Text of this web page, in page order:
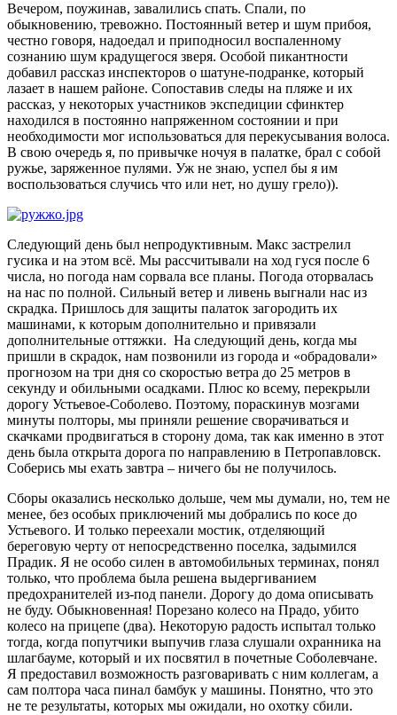
Вечером, поужинав, завалились спать. Спали, по
обыкновению, тревожно. Постоянный ветер и шум прибоя,
честно говоря, надоедал и приподносил воспаленному
сознанию шум крадущегося зверя. Особой пикантности
добавил рассказ инспекторов о шатуне-подранке, который
лазает в нашем районе. Сопоставив следы на пляже и их
рассказ, у некоторых участников экспедиции сфинктер
находился в постоянно напряженном состоянии и при
необходимости мог использоваться для перекусывания волоса.
В свою очередь я, по привычке ночуя в палатке, брал с собой
ружье, заряженное пулями. Уж не знаю, успел бы я им
воспользоваться случись что или нет, но душу грело)).
Следующий день был непродуктивным. Макс застрелил
гусика и на этом всё. Мы рассчитывали на ход гуся после 6
числа, но погода нам сорвала все планы. Погода оторвалась
на нас по полной. Сильный ветер и ливень выгнали нас из
скрадка. Пришлось для защиты палаток загородить их
машинами, к которым дополнительно и привязали
дополнительные оттяжки. На следующий день, когда мы
пришли в скрадок, нам позвонили из города и «обрадовали»
прогнозом на три дня со скоростью ветра до 25 метров в
секунду и обильными осадками. Плюс ко всему, перекрыли
дорогу Устьевое-Соболево. Поэтому, пораскинув мозгами
минуты полторы, мы приняли решение сворачиваться и
скачками продвигаться в сторону дома, так как именно в этот
день была открыта дорога по направлению в Петропавловск.
Соберись мы ехать завтра – ничего бы не получилось.
Сборы оказались несколько дольше, чем мы думали, но, тем не
менее, без особых приключений мы добрались по косе до
Устьевого. И только переехали мостик, отделяющий
береговую черту от непосредственно поселка, задымился
Прадик. Я не особо силен в автомобильных терминах, понял
только, что проблема была решена выдергиванием
предохранителей из-под панели. Дорогу до дома описывать
не буду. Обыкновенная! Порезано колесо на Прадо, убито
колесо на прицепе (два). Некоторую радость испытал только
тогда, когда попутчики выпучив глаза слушали охранника на
шлагбауме, который и их посвятил в почетные Соболевчане.
Я предоставил возможность разговаривать с ним коллегам, а
сам полтора часа пинал бамбук у машины. Понятно, что это
не те результаты, которых мы ожидали, но охотку сбили.